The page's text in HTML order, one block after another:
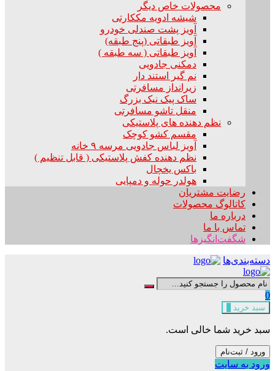
محصولات خاص دیگر
شیشه ادویه مککارتی
آویز پشت صندلی خودرو
آویز طبقاتی (پنج طبقه)
آویز طبقاتی ( سه طبقه )
دمکنی جادویی
نم گیر استند دار
زیرانداز مسافرتی
ساک پیک نیک بزرگ
منقل تاشو مسافرتی
نظم دهنده های پلاستیکی
مقسم کشو کوچک
آویز لباس جادویی مرسه ۹ خانه
نظم دهنده کفش پلاستیکی ( قابل تنظیم )
باکس یخچال
هولدر حوله و دمپایی
رضایت مشتریان
کاتالوگ محصولات
درباره ما
تماس با ما
شگفت‌انگیزها
دسته‌بندی‌ها
0
سبد خرید
سبد خرید شما خالی است.
ورود / ثبت‌نام
ورود به سایت